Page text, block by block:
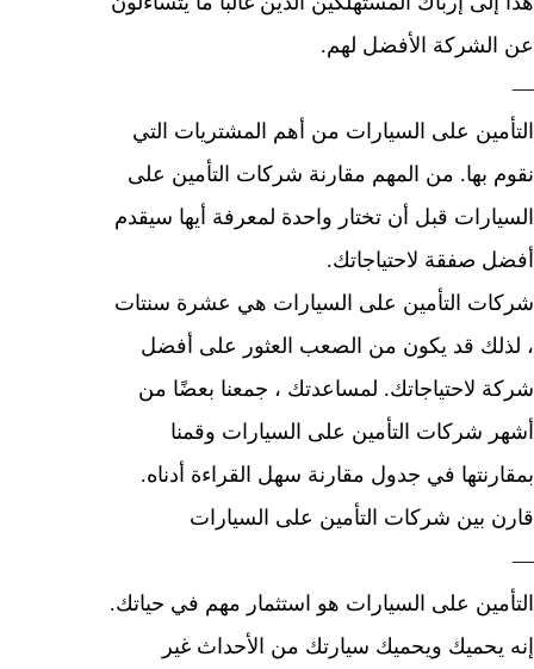
الأفضل لهم.
على السيارات من أهم المشتريات التي
بها. من المهم مقارنة شركات التأمين على
قبل أن تختار واحدة لمعرفة أيها سيقدم
صفقة لاحتياجاتك.
التأمين على السيارات هي عشرة سنتات
قد يكون من الصعب العثور على أفضل
لاحتياجاتك. لمساعدتك ، جمعنا بعضًا من
شركات التأمين على السيارات وقمنا
في جدول مقارنة سهل القراءة أدناه.
بين شركات التأمين على السيارات
على السيارات هو استثمار مهم في حياتك.
ويحميك سيارتك من الأحداث غير